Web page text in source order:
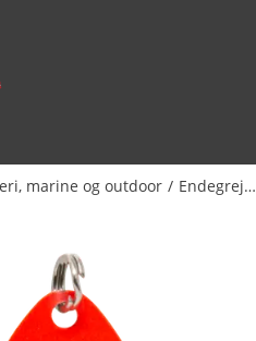
marine og outdoor Endegrej og madding